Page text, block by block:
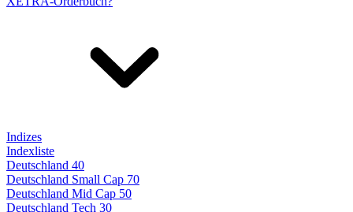
Indizes
Indexliste
Deutschland 40
Deutschland Small Cap 70
Deutschland Mid Cap 50
Deutschland Tech 30